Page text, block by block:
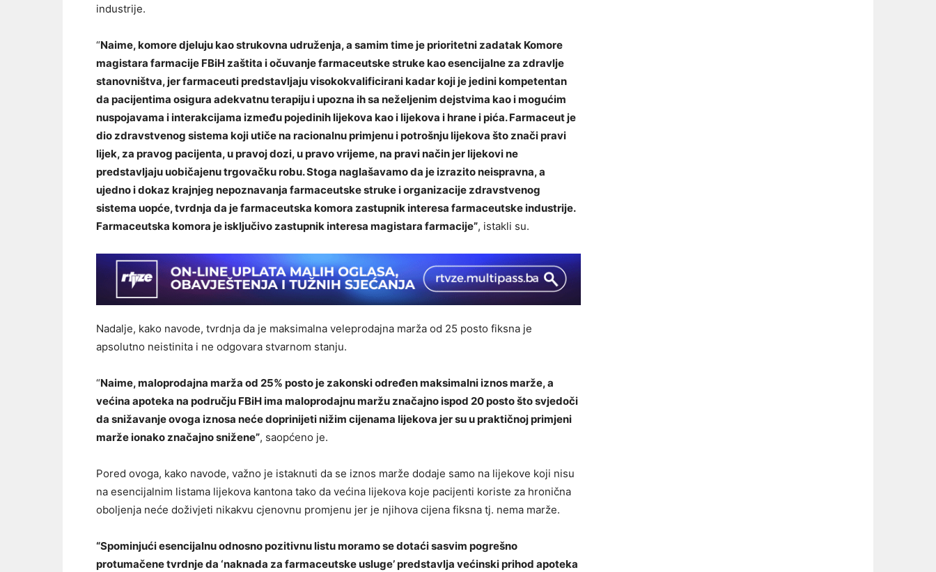
industrije.
“Naime, komore djeluju kao strukovna udruženja, a samim time je prioritetni zadatak Komore
magistara farmacije FBiH zaštita i očuvanje farmaceutske struke kao esencijalne za zdravlje
stanovništva, jer farmaceuti predstavljaju visokokvalificirani kadar koji je jedini kompetentan
da pacijentima osigura adekvatnu terapiju i upozna ih sa neželjenim dejstvima kao i mogućim
nuspojavama i interakcijama između pojedinih lijekova kao i lijekova i hrane i pića. Farmaceut je
dio zdravstvenog sistema koji utiče na racionalnu primjenu i potrošnju lijekova što znači pravi
lijek, za pravog pacijenta, u pravoj dozi, u pravo vrijeme, na pravi način jer lijekovi ne
predstavljaju uobičajenu trgovačku robu. Stoga naglašavamo da je izrazito neispravna, a
ujedno i dokaz krajnjeg nepoznavanja farmaceutske struke i organizacije zdravstvenog
sistema uopće, tvrdnja da je farmaceutska komora zastupnik interesa farmaceutske industrije.
Farmaceutska komora je isključivo zastupnik interesa magistara farmacije”, istakli su.
Nadalje, kako navode, tvrdnja da je maksimalna veleprodajna marža od 25 posto fiksna je
apsolutno neistinita i ne odgovara stvarnom stanju.
“Naime, maloprodajna marža od 25% posto je zakonski određen maksimalni iznos marže, a
većina apoteka na području FBiH ima maloprodajnu maržu značajno ispod 20 posto što svjedoči
da snižavanje ovoga iznosa neće doprinijeti nižim cijenama lijekova jer su u praktičnoj primjeni
marže ionako značajno snižene”, saopćeno je.
Pored ovoga, kako navode, važno je istaknuti da se iznos marže dodaje samo na lijekove koji nisu
na esencijalnim listama lijekova kantona tako da većina lijekova koje pacijenti koriste za hronična
oboljenja neće doživjeti nikakvu cjenovnu promjenu jer je njihova cijena fiksna tj. nema marže.
“Spominjući esencijalnu odnosno pozitivnu listu moramo se dotaći sasvim pogrešno
protumačene tvrdnje da ‘naknada za farmaceutske usluge’ predstavlja većinski prihod apoteka